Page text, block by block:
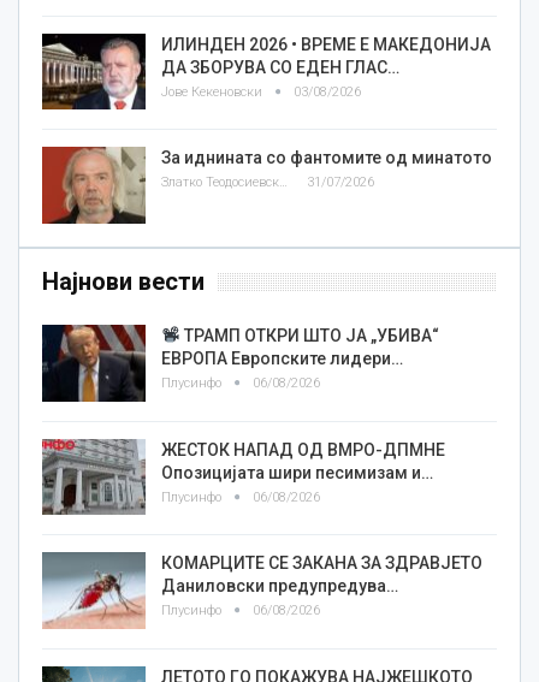
ИЛИНДЕН 2026 • ВРЕМЕ Е МАКЕДОНИЈА
ДА ЗБОРУВА СО ЕДЕН ГЛАС…
Јове Кекеновски 03/08/2026
За иднината со фантомите од минатото
Златко Теодосиевски 31/07/2026
Најнови вести
ТРАМП ОТКРИ ШТО ЈА „УБИВА“
ЕВРОПА Европските лидери…
Плусинфо 06/08/2026
ЖЕСТОК НАПАД ОД ВМРО-ДПМНЕ
Опозицијата шири песимизам и…
Плусинфо 06/08/2026
КОМАРЦИТЕ СЕ ЗАКАНА ЗА ЗДРАВЈЕТО
Даниловски предупредува…
Плусинфо 06/08/2026
ЛЕТОТО ГО ПОКАЖУВА НАЈЖЕШКОТО